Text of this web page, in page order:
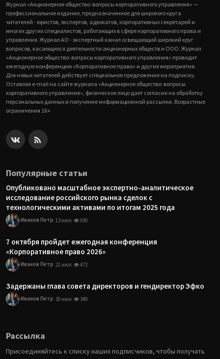
Журнал «Акционерное общество: вопросы корпоративного управления» —
профессиональное издание, предназначенное для широкого круга
читателей - юристов, экспертов, адвокатов, корпоративных секретарей и
многих других специалистов, работающих в сфере корпоративного права и
управления. Журнал АО - экспертный канал освещающий широкий круг
вопросов, касающихся деятельности акционерных обществ и ООО. Журнал
«Акционерное общество: вопросы корпоративного управления» проводит
ежегодную конференцию «Корпоративное право» и другие мероприятия.
Для новых читателей действует специальное предложение на подписку.
Оставляя e-mail на сайте журнала «Акционерное общество: вопросы
корпоративного управления», физическое лицо дает согласие на обработку
персональных данных и получение информационной рассылки. Возрастные
ограничения 16+
Популярные статьи
Опубликовано масштабное экспертно-аналитическое
исследование российского рынка сделок с
технологическими активами по итогам 2025 года
Иванов Петр 13 июл 930
7 октября пройдет ежегодная конференция
«Корпоративное право 2026»
Иванов Петр 21 июл 472
Задержаны глава совета директоров и гендиректор Эфко
Иванов Петр 30 июл 349
Рассылка
Присоединяйтесь к списку наших подписчиков, чтобы получать